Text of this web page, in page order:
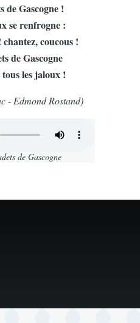
de Gascogne !
se renfrogne :
coucous !
de Gascogne
les jaloux !
- Edmond Rostand)
de Gascogne